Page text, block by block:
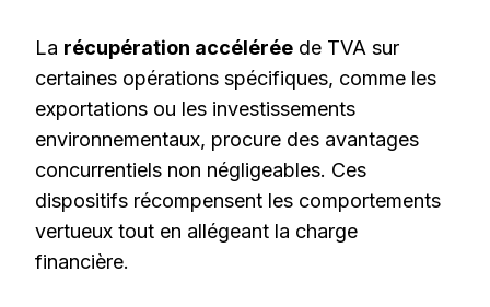
La récupération accélérée de TVA sur
certaines opérations spécifiques, comme les
exportations ou les investissements
environnementaux, procure des avantages
concurrentiels non négligeables. Ces
dispositifs récompensent les comportements
vertueux tout en allégeant la charge
financière.